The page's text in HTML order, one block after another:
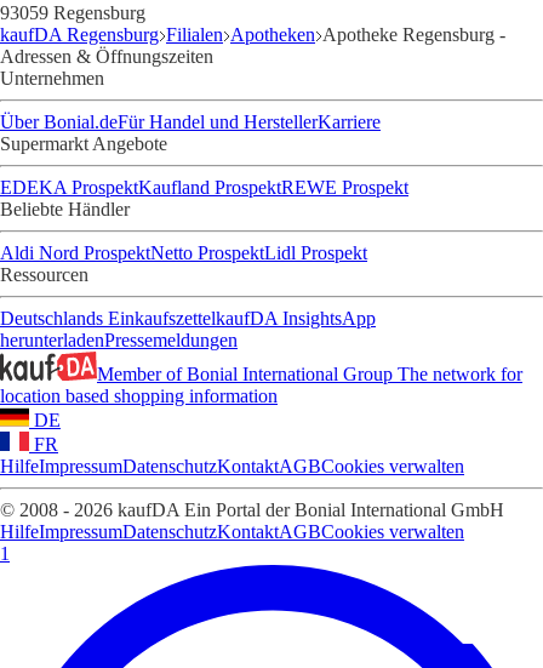
93059 Regensburg
kaufDA Regensburg Filialen Apotheken Apotheke Regensburg -
Adressen & Öffnungszeiten
Unternehmen
Über Bonial.deFür Handel und HerstellerKarriere
Supermarkt Angebote
EDEKA ProspektKaufland ProspektREWE Prospekt
Beliebte Händler
Aldi Nord ProspektNetto ProspektLidl Prospekt
Ressourcen
Deutschlands EinkaufszettelkaufDA InsightsApp
herunterladenPressemeldungen
Member of Bonial International Group The network for
location based shopping information
DE
FR
HilfeImpressumDatenschutzKontaktAGBCookies verwalten
© 2008 - 2026 kaufDA Ein Portal der Bonial International GmbH
HilfeImpressumDatenschutzKontaktAGBCookies verwalten
1